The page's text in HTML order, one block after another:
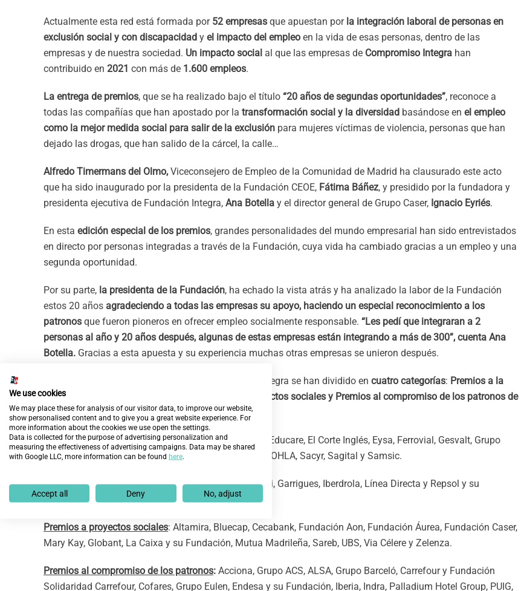
Actualmente esta red está formada por 52 empresas que apuestan por la integración laboral de personas en
exclusión social y con discapacidad y el impacto del empleo en la vida de esas personas, dentro de las
empresas y de nuestra sociedad. Un impacto social al que las empresas de Compromiso Integra han
contribuido en 2021 con más de 1.600 empleos.
La entrega de premios, que se ha realizado bajo el título “20 años de segundas oportunidades”, reconoce a
todas las compañías que han apostado por la transformación social y la diversidad basándose en el empleo
como la mejor medida social para salir de la exclusión para mujeres víctimas de violencia, personas que han
dejado las drogas, que han salido de la cárcel, la calle…
Alfredo Timermans del Olmo, Viceconsejero de Empleo de la Comunidad de Madrid ha clausurado este acto
que ha sido inaugurado por la presidenta de la Fundación CEOE, Fátima Báñez, y presidido por la fundadora y
presidenta ejecutiva de Fundación Integra, Ana Botella y el director general de Grupo Caser, Ignacio Eyriés.
En esta edición especial de los premios, grandes personalidades del mundo empresarial han sido entrevistados
en directo por personas integradas a través de la Fundación, cuya vida ha cambiado gracias a un empleo y una
segunda oportunidad.
Por su parte, la presidenta de la Fundación, ha echado la vista atrás y ha analizado la labor de la Fundación
estos 20 años agradeciendo a todas las empresas su apoyo, haciendo un especial reconocimiento a los
patronos que fueron pioneros en ofrecer empleo socialmente responsable. “Les pedí que integraran a 2
personas al año y 20 años después, algunas de estas empresas están integrando a más de 300”, cuenta Ana
Botella. Gracias a esta apuesta y su experiencia muchas otras empresas se unieron después.
En esta edición especial, los premios Compromiso Integra se han dividido en cuatro categorías: Premios a la
integración
Premios a proyectos sociales y Premios al compromiso de los patronos de
la Fundación.
Premios a la integración: Bankinter, Compass Group, Educare, El Corte Inglés, Eysa, Ferrovial, Gesvalt, Grupo
CTC, Leroy Merlin, Limpiezas y Servicios Salamanca, OHLA, Sacyr, Sagital y Samsic.
Premios al voluntariado: Banco Santander, Capgemini, Garrigues, Iberdrola, Línea Directa y Repsol y su
Fundación.
Premios a proyectos sociales: Altamira, Bluecap, Cecabank, Fundación Aon, Fundación Áurea, Fundación Caser,
Mary Kay, Globant, La Caixa y su Fundación, Mutua Madrileña, Sareb, UBS, Via Célere y Zelenza.
Premios al compromiso de los patronos: Acciona, Grupo ACS, ALSA, Grupo Barceló, Carrefour y Fundación
Solidaridad Carrefour, Cofares, Grupo Eulen, Endesa y su Fundación, Iberia, Indra, Palladium Hotel Group, PUIG,
We use cookies
We may place these for analysis of our visitor data, to improve our website,
show personalised content and to give you a great website experience. For
more information about the cookies we use open the settings.
Data is collected for the purpose of advertising personalization and
measuring the effectiveness of advertising campaigns. Data may be shared
with Google LLC, more information can be found here.
Accept all Deny No, adjust